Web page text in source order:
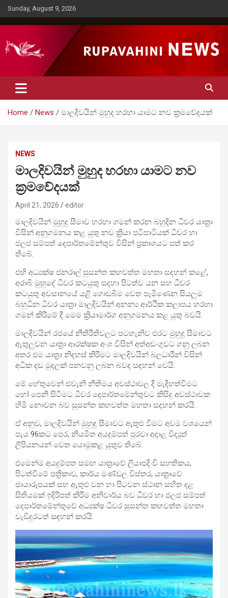
Skip
to
content
Sunday, August 9, 2026
Rupavahini News
Home News මාලදිවයින් මුහුද හරහා යාමට නව ක්‍රමවේදයක්
NEWS
මාලදිවයින් මුහුද හරහා යාමට නව
ක්‍රමවේදයක්
April 21, 2026 editor
මාලදිවයින් මුහුදු සීමාව හරහා ගමන් කරන බහුදින ධීවර යාත්‍රා
විසින් අනුගමනය කළ යුතු නව ක්‍රියා පටිපාටියක් ධීවර හා
ජලජ සම්පත් දෙපාර්තමේන්තුව විසින් ප්‍රකාශයට පත් කර
තිබේ.
එහි අධ්‍යක්ෂ ජනරාල් සුසන්ත කහවත්ත මහතා සදහන් කළේ,
අරාබි මුහුදේ ධීවර කටයුතු සදහා පිටත්ව යන සහ ධීවර
කටයුතු අවසානයේ යළි ගොඩබිම වෙත පැමිණෙන සියලුම
බහුධින ධීවර යාත්‍රා මාලදිවයින් අනන්‍ය ආර්ථික කලාපය හරහා
ගමන් කිරීමේ දී මෙම ක්‍රියාමාර්ග අනුගමනය කළ යුතු බවයි.
මාලදිවයින් රජයේ නීතිරීතිවලට පටහැනිව එරට මුහුදු සීමාවට
ඇතුලුවන යාත්‍රා ආරක්ෂක අංශ විසින් අත්අඩංගුවට ගනු ලබන
අතර එම යාත්‍රා නිදහස් කිරීමට මාලදිවයින් බලධාරීන් විසින්
අධික දඩ මුදලක් පනවනු ලබන බවද සඳහන් වෙයි.
මේ හේතුවෙන් එවැනි නීතිමය අවස්ථාවල දී මැදිහත්වීමට
හෝ පෙනී සිටීමට ධීවර දෙපාර්තමේන්තුවට කිසිදු අවස්ථාවක
හිමි නොවන බව සුසන්ත කහවත්ත මහතා සදහන් කරයි.
ඒ අනුව, මාලදිවයින් මුහුදු සීමාවට ඇතුළු වීමට අවම වශයෙන්
පැය 96කට පෙර, නියමිත අයදුම්පත් පුරවා අදාළ විද්‍යුත්
ලිපියනයන් වෙත යොමුකළ යුතුව තිබේ.
එමෙන්ම අයදුම්පත සමඟ යාත්‍රාවේ ලියාපදිංචි සහතිකය,
පිටත්වීමේ පත්‍රිකාව, කාර්ය මණ්ඩල විස්තර, යාත්‍රාවේ
ඡායාරූපයක් සහ ඇතුළු වන හා පිටවන ස්ථාන සහිත දළ
සිතියමක් ඉදිරිපත් කිරීම අනිවාර්ය බව ධීවර හා ජලජ සම්පත්
දෙපාර්තමේන්තුවේ අධ්‍යක්ෂ ධීවර සුසන්ත කහවත්ත මහතා
වැඩිදුරටත් සඳහන් කරයි.